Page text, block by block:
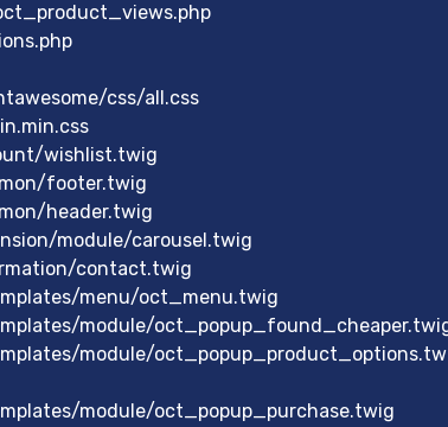
css/all.css
wishlist.twig
footer.twig
header.twig
module/carousel.twig
contact.twig
menu/oct_menu.twig
module/
module/
module/oct_popup_purchase.twig